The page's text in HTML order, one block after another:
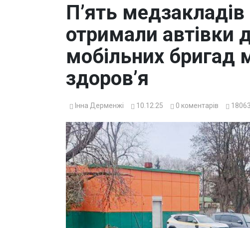
П’ять
отримали автівки
мобільних бригад
здоров’я
Інна Дерменжі 10.12.25 0 коментарів 18063